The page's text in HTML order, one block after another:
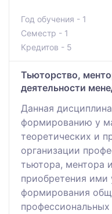
Год обучения - 1
Семестр - 1
Кредитов - 5
Тьюторство,
деятельности
Данная
формированию у
теоретических и
организации
тьютора, ментора
приобретения ими
формирования